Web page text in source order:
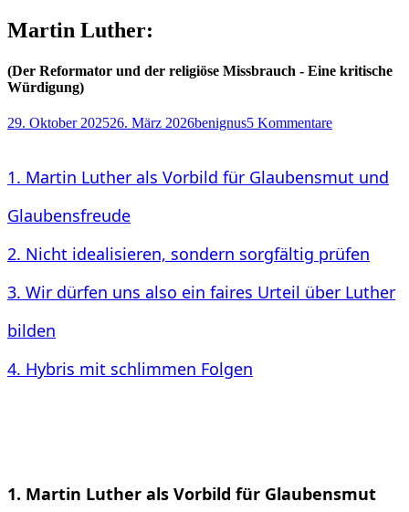
Martin Luther:
(Der Reformator und der religiöse Missbrauch - Eine kritische
Würdigung)
Posted
29. Oktober 202526. März 2026Autor
benignus5 Kommentare
1. Martin Luther als Vorbild für Glaubensmut und
Glaubensfreude
2. Nicht idealisieren, sondern sorgfältig prüfen
3. Wir dürfen uns also ein faires Urteil über Luther
bilden
4. Hybris mit schlimmen Folgen
1. Martin Luther als Vorbild für Glaubensmut